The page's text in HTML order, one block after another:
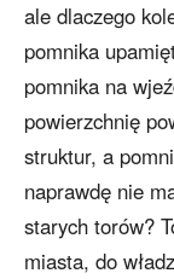
ale dlaczego
pomnika
pomnika na
powierzchnię
struktur, a
naprawdę nie
starych torów?
miasta, do